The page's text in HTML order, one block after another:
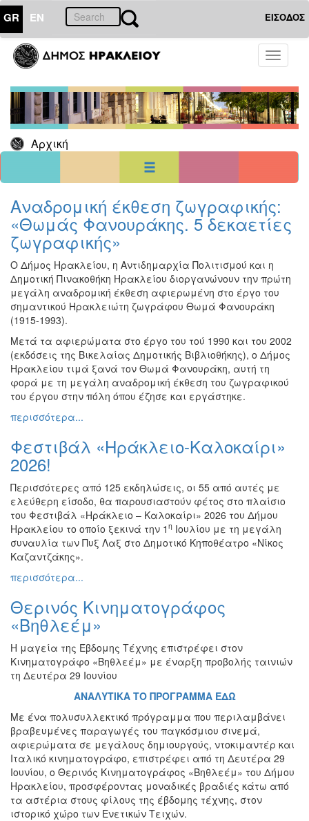
GR EN ΕΙΣΟΔΟΣ
Toggle
Αρχική
14
Ιούλιος
2026
Κυρ Δευ Τρι Τετ Πεμ Παρ Σαβ
1 2 3
4
5
12
13 14 15 16 17
18
25
ΗΜΕΡΟΛΟΓΙΟ
ΕΚΔΗΛΩΣΕΩΝ
Χριστούγεννα
-
Πρωτοχρονιά
Βιβλίο
Ζωγραφική
Φωτογραφία
Τραγούδι
Μουσική
Κινηματογράφος
Χορός
Θέατρο
Παζάρι
Ειδών
Συνέδρια
Ημερίδες
-
Διημερίδες
Σεμινάρια-
Διαλέξεις-
Ομιλίες
Διάφορες
Εκθέσεις
Εκδηλώσεις
για
Παιδιά
Άλλες
Εκδηλώσεις
ΤΟΠΟΣ
ΜΑΣ
Αναδρομική έκθεση ζωγραφικής:
«Θωμάς Φανουράκης. 5 δεκαετίες
ζωγραφικής»
Ο Δήμος Ηρακλείου, η Αντιδημαρχία Πολιτισμού και η
Δημοτική Πινακοθήκη Ηρακλείου διοργανώνουν την πρώτη
μεγάλη αναδρομική έκθεση αφιερωμένη στο έργο του
σημαντικού Ηρακλειώτη ζωγράφου Θωμά Φανουράκη
(1915-1993).
Μετά τα αφιερώματα στο έργο του τού 1990 και του 2002
(εκδόσεις της Βικελαίας Δημοτικής Βιβλιοθήκης), ο Δήμος
Ηρακλείου τιμά ξανά τον Θωμά Φανουράκη, αυτή τη
φορά με τη μεγάλη αναδρομική έκθεση του ζωγραφικού
του έργου στην πόλη όπου έζησε και εργάστηκε.
περισσότερα...
Φεστιβάλ «Ηράκλειο-Καλοκαίρι»
2026!
Περισσότερες από 125 εκδηλώσεις, οι 55 από αυτές με
ελεύθερη είσοδο, θα παρουσιαστούν φέτος στο πλαίσιο
του Φεστιβάλ «Ηράκλειο – Καλοκαίρι» 2026 του Δήμου
Ηρακλείου το οποίο ξεκινά την 1 η Ιουλίου με τη μεγάλη
συναυλία των Πυξ Λαξ στο Δημοτικό Κηποθέατρο «Νίκος
Καζαντζάκης».
περισσότερα...
Θερινός Κινηματογράφος
«Βηθλεέμ»
Η μαγεία της Έβδομης Τέχνης επιστρέφει στον
Κινηματογράφο «Βηθλεέμ» με έναρξη προβολής ταινιών
τη Δευτέρα 29 Ιουνίου
ΑΝΑΛΥΤΙΚΑ ΤΟ ΠΡΟΓΡΑΜΜΑ ΕΔΩ
Με ένα πολυσυλλεκτικό πρόγραμμα που περιλαμβάνει
βραβευμένες παραγωγές του παγκόσμιου σινεμά,
αφιερώματα σε μεγάλους δημιουργούς, ντοκιμαντέρ και
Ιταλικό κινηματογράφο, επιστρέφει από τη Δευτέρα 29
Ιουνίου, ο Θερινός Κινηματογράφος «Βηθλεέμ» του Δήμου
Ηρακλείου, προσφέροντας μοναδικές βραδιές κάτω από
τα αστέρια στους φίλους της έβδομης τέχνης, στον
ιστορικό χώρο των Ενετικών Τειχών.